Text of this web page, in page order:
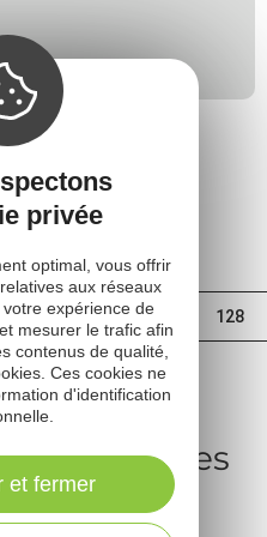
126 127 128
131 ›
à gîtes
privée
optimal, vous offrir
aux réseaux
expérience de
mesurer le trafic afin
contenus de qualité,
Ces cookies ne
d'identification
et fermer